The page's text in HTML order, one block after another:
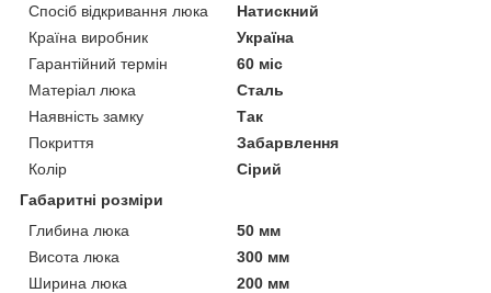
Спосіб відкривання люка
Натискний
Країна виробник
Україна
Гарантійний термін
60 міс
Матеріал люка
Сталь
Наявність замку
Так
Покриття
Забарвлення
Колір
Сірий
Габаритні розміри
Глибина люка
50 мм
Висота люка
300 мм
Ширина люка
200 мм